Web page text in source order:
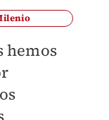
hemos